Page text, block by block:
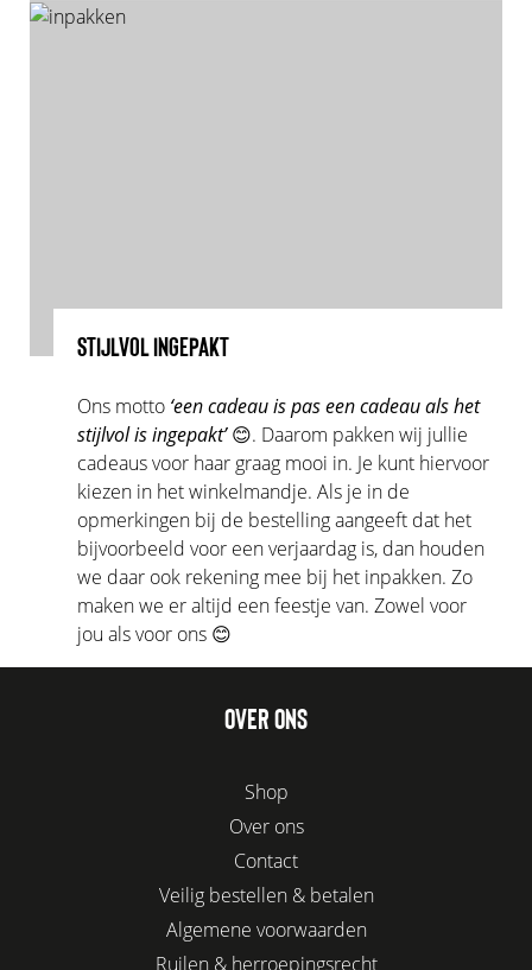
STIJLVOL INGEPAKT
Ons motto ‘een cadeau is pas een cadeau als het
stijlvol is ingepakt’😊. Daarom pakken wij jullie
cadeaus voor haar graag mooi in. Je kunt hiervoor
kiezen in het winkelmandje. Als je in de
opmerkingen bij de bestelling aangeeft dat het
bijvoorbeeld voor een verjaardag is, dan houden
we daar ook rekening mee bij het inpakken. Zo
maken we er altijd een feestje van. Zowel voor
jou als voor ons 😊
OVER ONS
Shop
Over ons
Contact
Veilig bestellen & betalen
Algemene voorwaarden
Ruilen & herroepingsrecht